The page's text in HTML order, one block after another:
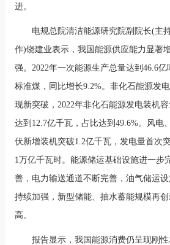
进。
电规总院清洁能源研究院副院长(主
作)饶建业表示，我国能源供应能力显著
强。2022年一次能源生产总量达到46.6亿
标准煤，同比增长9.2%。非化石能源发
现新突破，2022年非化石能源发电装机
达到12.7亿千瓦，占比达到49.6%。风电
伏新增装机突破1.2亿千瓦，发电量首次
1万亿千瓦时。能源储运基础设施进一步
善，电力输送通道不断完善，油气储运
持续加强，新型储能、抽水蓄能规模再
高。
报告显示，我国能源消费仍呈现刚